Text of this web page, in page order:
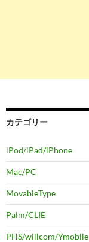
カテゴリー
iPod/iPad/iPhone
Mac/PC
MovableType
Palm/CLIE
PHS/willcom/Ymobile